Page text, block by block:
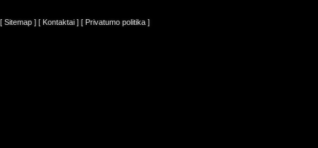
[ Sitemap ] [ Kontaktai ] [ Privatumo politika ]